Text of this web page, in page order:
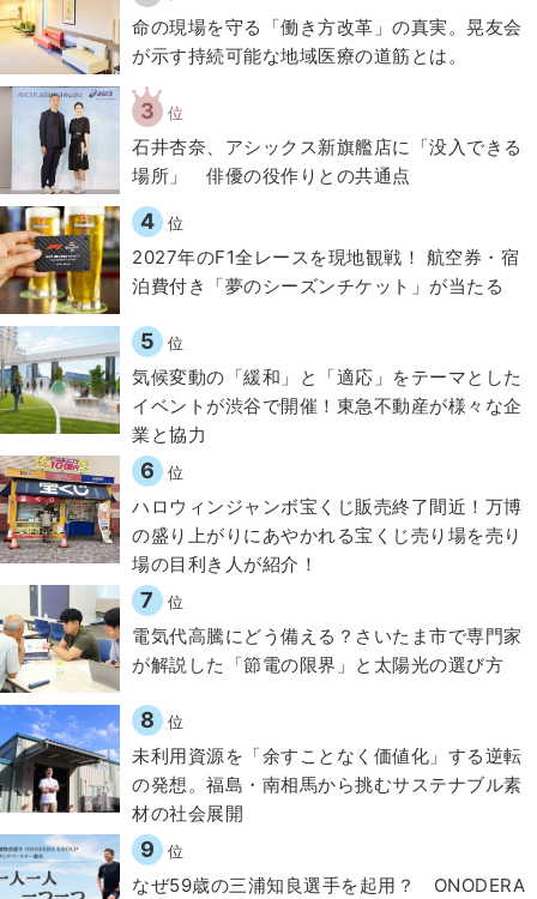
​命の現場を守る「働き方改革」の真実。晃友会
が示す持続可能な地域医療の道筋とは。
3 位
石井杏奈、アシックス新旗艦店に「没入できる
場所」 俳優の役作りとの共通点
4 位
2027年のF1全レースを現地観戦！ 航空券・宿
泊費付き「夢のシーズンチケット」が当たる
5 位
気候変動の「緩和」と「適応」をテーマとした
イベントが渋谷で開催！東急不動産が様々な企
業と協力
6 位
ハロウィンジャンボ宝くじ販売終了間近！万博
の盛り上がりにあやかれる宝くじ売り場を売り
場の目利き人が紹介！
7 位
電気代高騰にどう備える？さいたま市で専門家
が解説した「節電の限界」と太陽光の選び方
8 位
​​未利用資源を「余すことなく価値化」する逆転
の発想。福島・南相馬から挑むサステナブル素
材の社会展開​
9 位
なぜ59歳の三浦知良選手を起用？ ONODERA